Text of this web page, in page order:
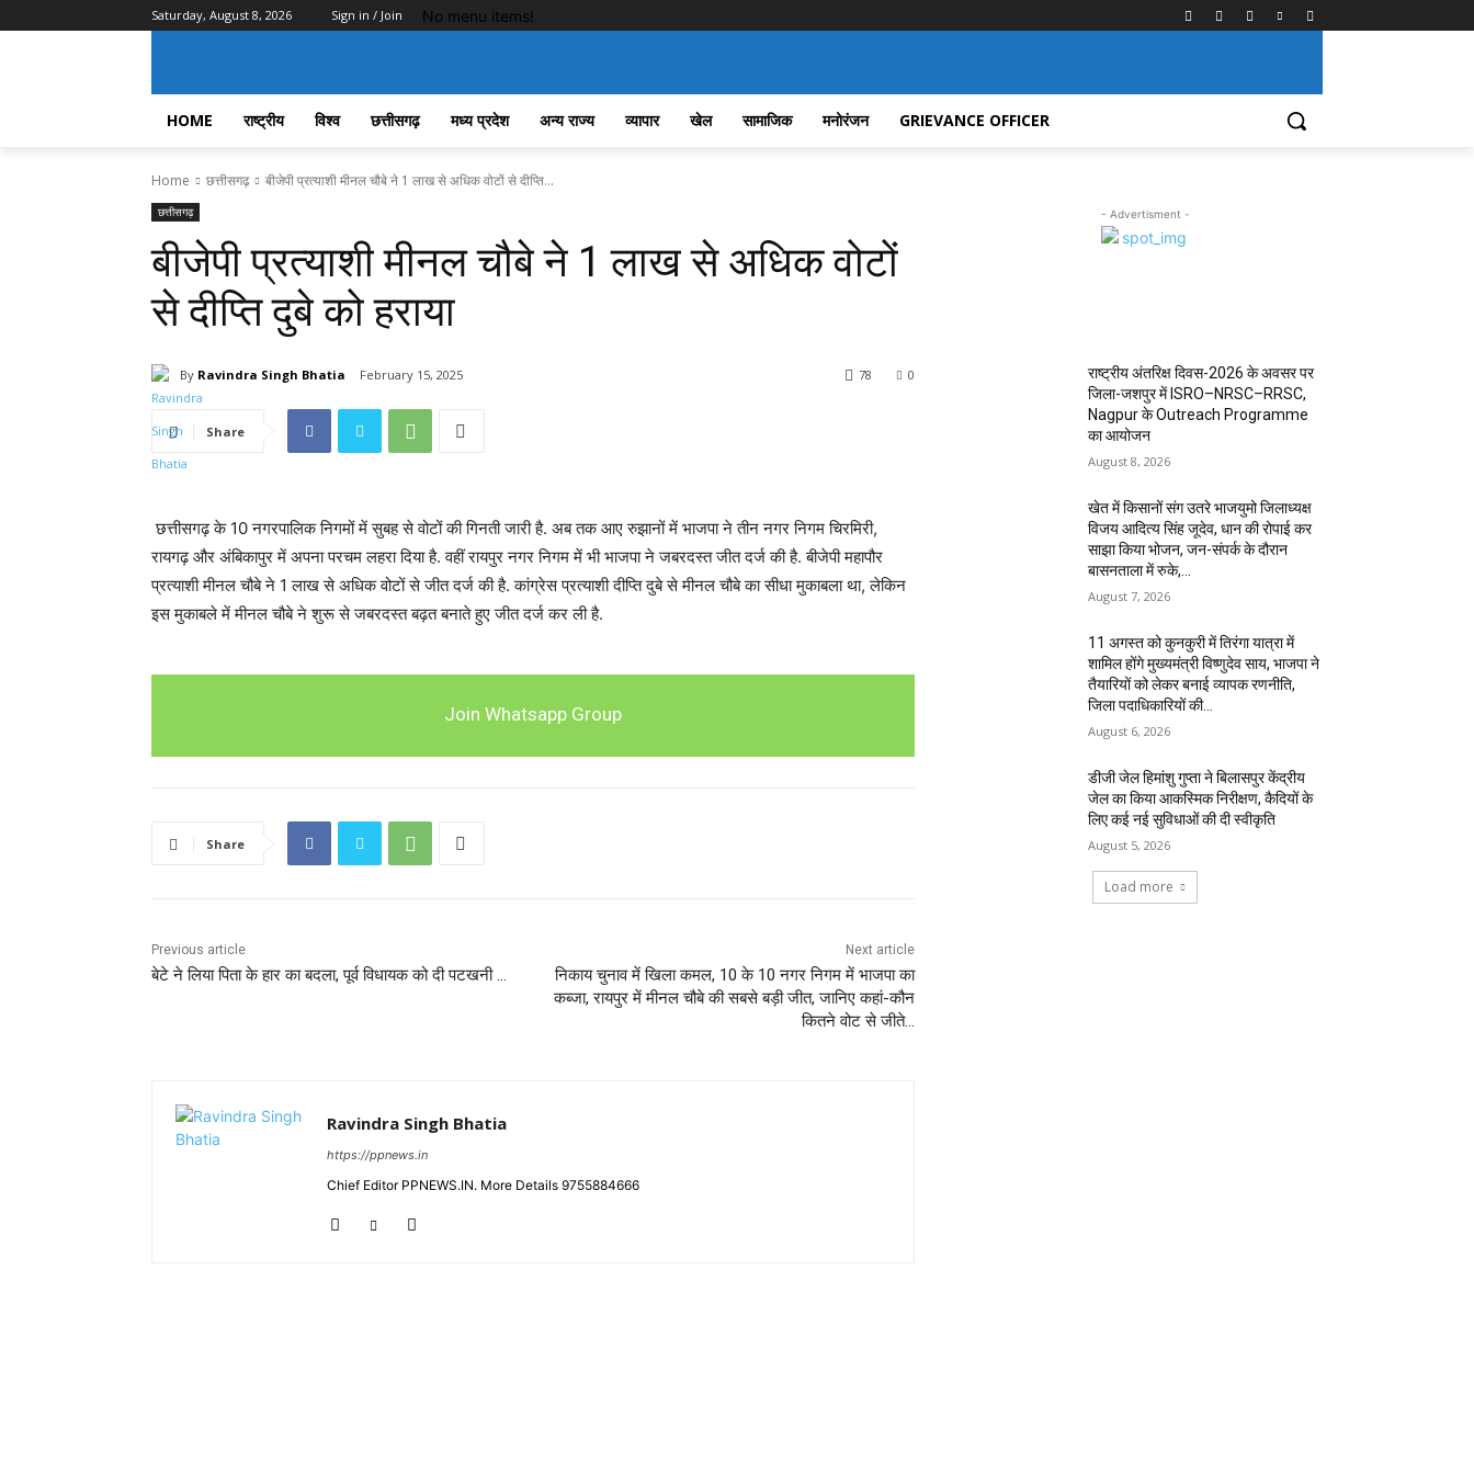
Saturday, August 8, 2026 Sign in / Join No menu items!
HOME राष्ट्रीय विश्व छत्तीसगढ़ मध्य प्रदेश अन्य राज्य व्यापार खेल सामाजिक मनोरंजन GRIEVANCE OFFICER
Home छत्तीसगढ़ बीजेपी प्रत्याशी मीनल चौबे ने 1 लाख से अधिक वोटों से दीप्ति...
छत्तीसगढ़
बीजेपी प्रत्याशी मीनल चौबे ने 1 लाख से अधिक वोटों
से दीप्ति दुबे को हराया
By Ravindra Singh Bhatia February 15, 2025 0
78
Share
छत्तीसगढ़ के 10 नगरपालिक निगमों में सुबह से वोटों की गिनती जारी है. अब तक आए रुझानों में भाजपा ने तीन नगर निगम चिरमिरी,
रायगढ़ और अंबिकापुर में अपना परचम लहरा दिया है. वहीं रायपुर नगर निगम में भी भाजपा ने जबरदस्त जीत दर्ज की है. बीजेपी महापौर
प्रत्याशी मीनल चौबे ने 1 लाख से अधिक वोटों से जीत दर्ज की है. कांग्रेस प्रत्याशी दीप्ति दुबे से मीनल चौबे का सीधा मुकाबला था, लेकिन
इस मुकाबले में मीनल चौबे ने शुरू से जबरदस्त बढ़त बनाते हुए जीत दर्ज कर ली है.
Join Whatsapp Group
Share
Previous article
बेटे ने लिया पिता के हार का बदला, पूर्व विधायक को दी पटखनी …
Next article
निकाय चुनाव में खिला कमल, 10 के 10 नगर निगम में भाजपा का
कब्जा, रायपुर में मीनल चौबे की सबसे बड़ी जीत, जानिए कहां-कौन
कितने वोट से जीते…
Ravindra Singh Bhatia
https://ppnews.in
Chief Editor PPNEWS.IN. More Details 9755884666
- Advertisment -
राष्ट्रीय अंतरिक्ष दिवस-2026 के अवसर पर
जिला-जशपुर में ISRO–NRSC–RRSC,
Nagpur के Outreach Programme
का आयोजन
August 8, 2026
खेत में किसानों संग उतरे भाजयुमो जिलाध्यक्ष
विजय आदित्य सिंह जूदेव, धान की रोपाई कर
साझा किया भोजन, जन-संपर्क के दौरान
बासनताला में रुके,...
August 7, 2026
11 अगस्त को कुनकुरी में तिरंगा यात्रा में
शामिल होंगे मुख्यमंत्री विष्णुदेव साय, भाजपा ने
तैयारियों को लेकर बनाई व्यापक रणनीति,
जिला पदाधिकारियों की...
August 6, 2026
डीजी जेल हिमांशु गुप्ता ने बिलासपुर केंद्रीय
जेल का किया आकस्मिक निरीक्षण, कैदियों के
लिए कई नई सुविधाओं की दी स्वीकृति
August 5, 2026
Load more